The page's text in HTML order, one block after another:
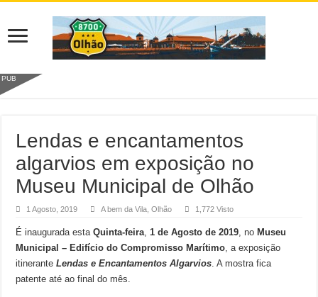
PUB
Lendas e encantamentos
algarvios em exposição no
Museu Municipal de Olhão
1 Agosto, 2019 A bem da Vila ,Olhão 1,772 Visto
É inaugurada estaQuinta-feira,1 de Agosto de 2019, no Museu
Municipal – Edifício do Compromisso Marítimo, a exposição
itineranteLendas e Encantamentos Algarvios. A mostra fica
patente até ao final do mês.